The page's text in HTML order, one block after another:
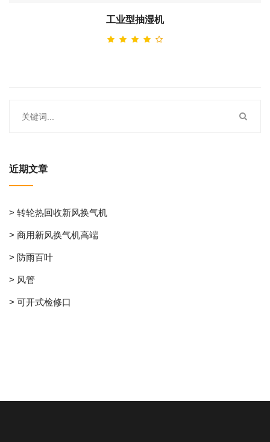
工业型抽湿机
近期文章
> 转轮热回收新风换气机
> 商用新风换气机高端
> 防雨百叶
> 风管
> 可开式检修口